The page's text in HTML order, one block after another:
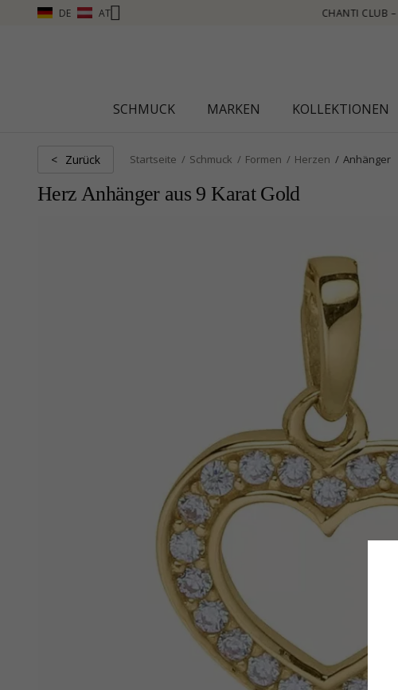
DE AT
CHANTI CLUB – PUNKTE SAMMELN, MEHR SEHEN – KLICKEN SIE HIER
SCHMUCK MARKEN KOLLEKTIONEN
< Zurück Startseite Schmuck Formen Herzen Anhänger
Herz Anhänger aus 9 Karat Gold